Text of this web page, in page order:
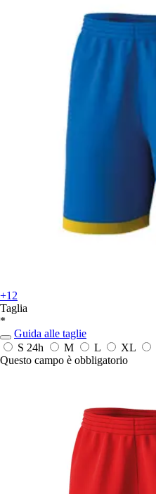
+12
Taglia
*
Guida alle taglie
S 24h M L XL
Questo campo è obbligatorio